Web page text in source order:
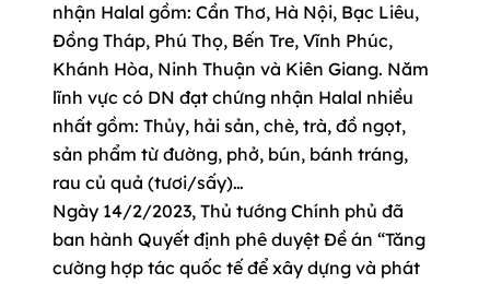
nhận Halal gồm: Cần Thơ, Hà Nội, Bạc Liêu,
Đồng Tháp, Phú Thọ, Bến Tre, Vĩnh Phúc,
Khánh Hòa, Ninh Thuận và Kiên Giang. Năm
lĩnh vực có DN đạt chứng nhận Halal nhiều
nhất gồm: Thủy, hải sản, chè, trà, đồ ngọt,
sản phẩm từ đường, phở, bún, bánh tráng,
rau củ quả (tươi/sấy)…
Ngày 14/2/2023, Thủ tướng Chính phủ đã
ban hành Quyết định phê duyệt Đề án “Tăng
cường hợp tác quốc tế để xây dựng và phát